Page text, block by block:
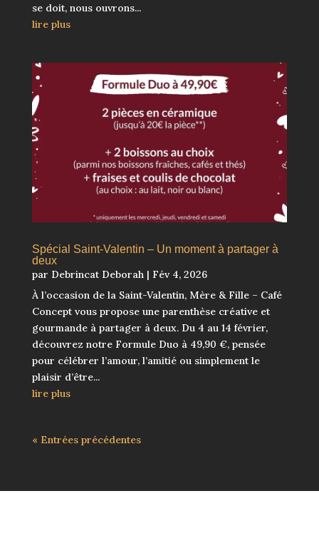
se doit, nous ouvrons...
lire plus
Spécial Saint-Valentin – Un moment à partager à
deux
par Debrincat Deborah| Fév 4, 2026
À l’occasion de la Saint-Valentin, Mère & Fille – Café
Concept vous propose une parenthèse créative et
gourmande à partager à deux. Du 4 au 14 février,
découvrez notre Formule Duo à 49,90 €, pensée
pour célébrer l’amour, l’amitié ou simplement le
plaisir d’être...
lire plus
« Entrées précédentes